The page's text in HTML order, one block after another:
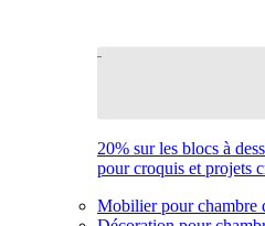
20% sur les blocs à
pour croquis et projets
Mobilier pour chambre